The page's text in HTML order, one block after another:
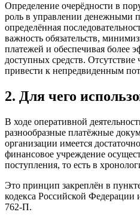
Определение очерёдности в
роль в управлении денежными
определённая
важность обязательств,
платежей и обеспечивая более
доступных средств. Отсутствие
привести к непредвиденным
2. Для чего
В ходе оперативной
разнообразные платёжные
организации имеется
финансовое учреждение
поступления, то есть в
Это принцип закреплён в
кодекса Российской
762-П.